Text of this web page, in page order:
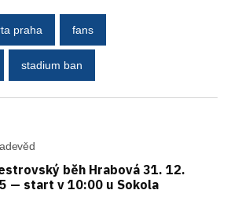
praha fans
stadium ban
běh Hrabová 31. 12.
— start v 10:00 u Sokola